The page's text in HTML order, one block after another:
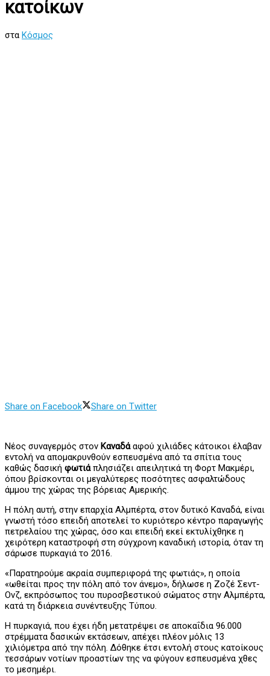
κατοίκων
στα Κόσμος
Share on Facebook Share on Twitter
Νέος συναγερμός στον Καναδάαφού χιλιάδες κάτοικοι έλαβαν
εντολή να απομακρυνθούν εσπευσμένα από τα σπίτια τους
καθώς δασική φωτιάπλησιάζει απειλητικά τη Φορτ Μακμέρι,
όπου βρίσκονται οι μεγαλύτερες ποσότητες ασφαλτώδους
άμμου της χώρας της βόρειας Αμερικής.
Η πόλη αυτή, στην επαρχία Αλμπέρτα, στον δυτικό Καναδά, είναι
γνωστή τόσο επειδή αποτελεί το κυριότερο κέντρο παραγωγής
πετρελαίου της χώρας, όσο και επειδή εκεί εκτυλίχθηκε η
χειρότερη καταστροφή στη σύγχρονη καναδική ιστορία, όταν τη
σάρωσε πυρκαγιά το 2016.
«Παρατηρούμε ακραία συμπεριφορά της φωτιάς», η οποία
«ωθείται προς την πόλη από τον άνεμο», δήλωσε η Ζοζέ Σεντ-
Ονζ, εκπρόσωπος του πυροσβεστικού σώματος στην Αλμπέρτα,
κατά τη διάρκεια συνέντευξης Τύπου.
Η πυρκαγιά, που έχει ήδη μετατρέψει σε αποκαΐδια 96.000
στρέμματα δασικών εκτάσεων, απέχει πλέον μόλις 13
χιλιόμετρα από την πόλη. Δόθηκε έτσι εντολή στους κατοίκους
τεσσάρων νοτίων προαστίων της να φύγουν εσπευσμένα χθες
το μεσημέρι.